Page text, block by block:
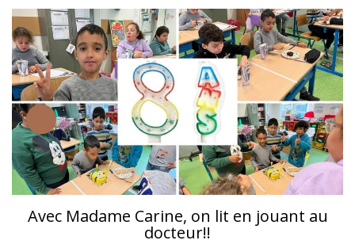
Avec Madame Carine, on lit en jouant au
docteur!!